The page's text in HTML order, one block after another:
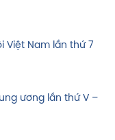
Việt Nam lần thứ 7
ương lần thứ V –